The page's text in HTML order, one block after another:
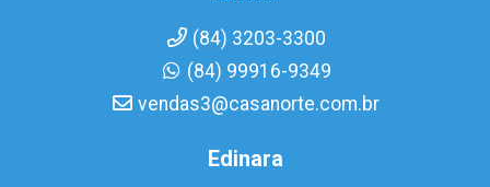
(84) 3203-3300
(84) 99916-9349
vendas3@casanorte.com.br
Edinara